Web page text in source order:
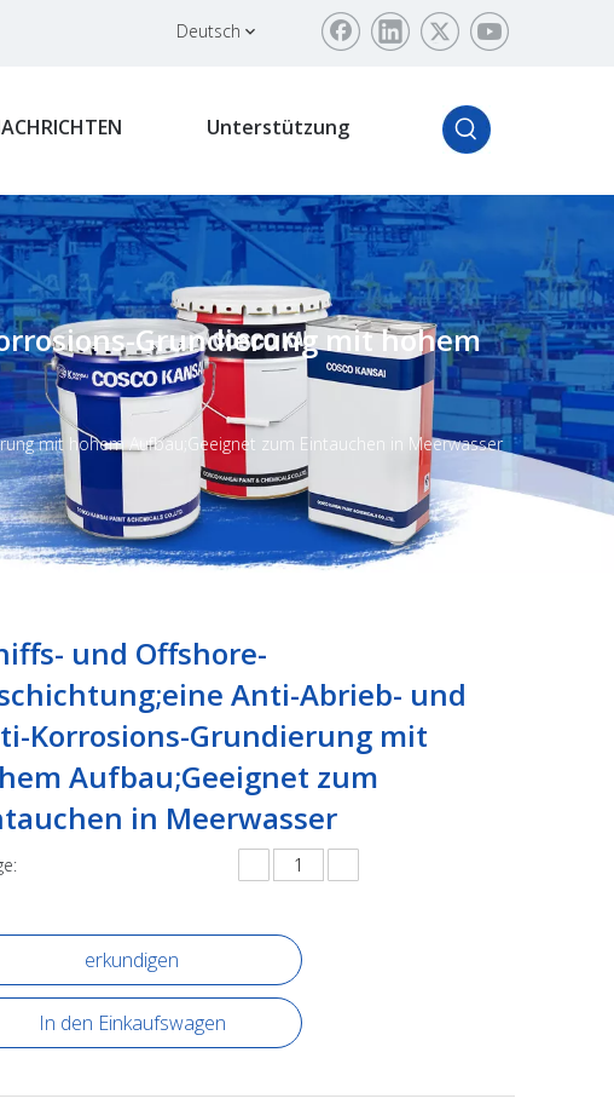
Deutsch
Unterstützung
Grundierung mit hohem
mit hohem Aufbau;Geeignet zum Eintauchen in Meerwasser
und Offshore-
Anti-Abrieb- und
Korrosions-Grundierung mit
Aufbau;Geeignet zum
in Meerwasser
erkundigen
In den Einkaufswagen